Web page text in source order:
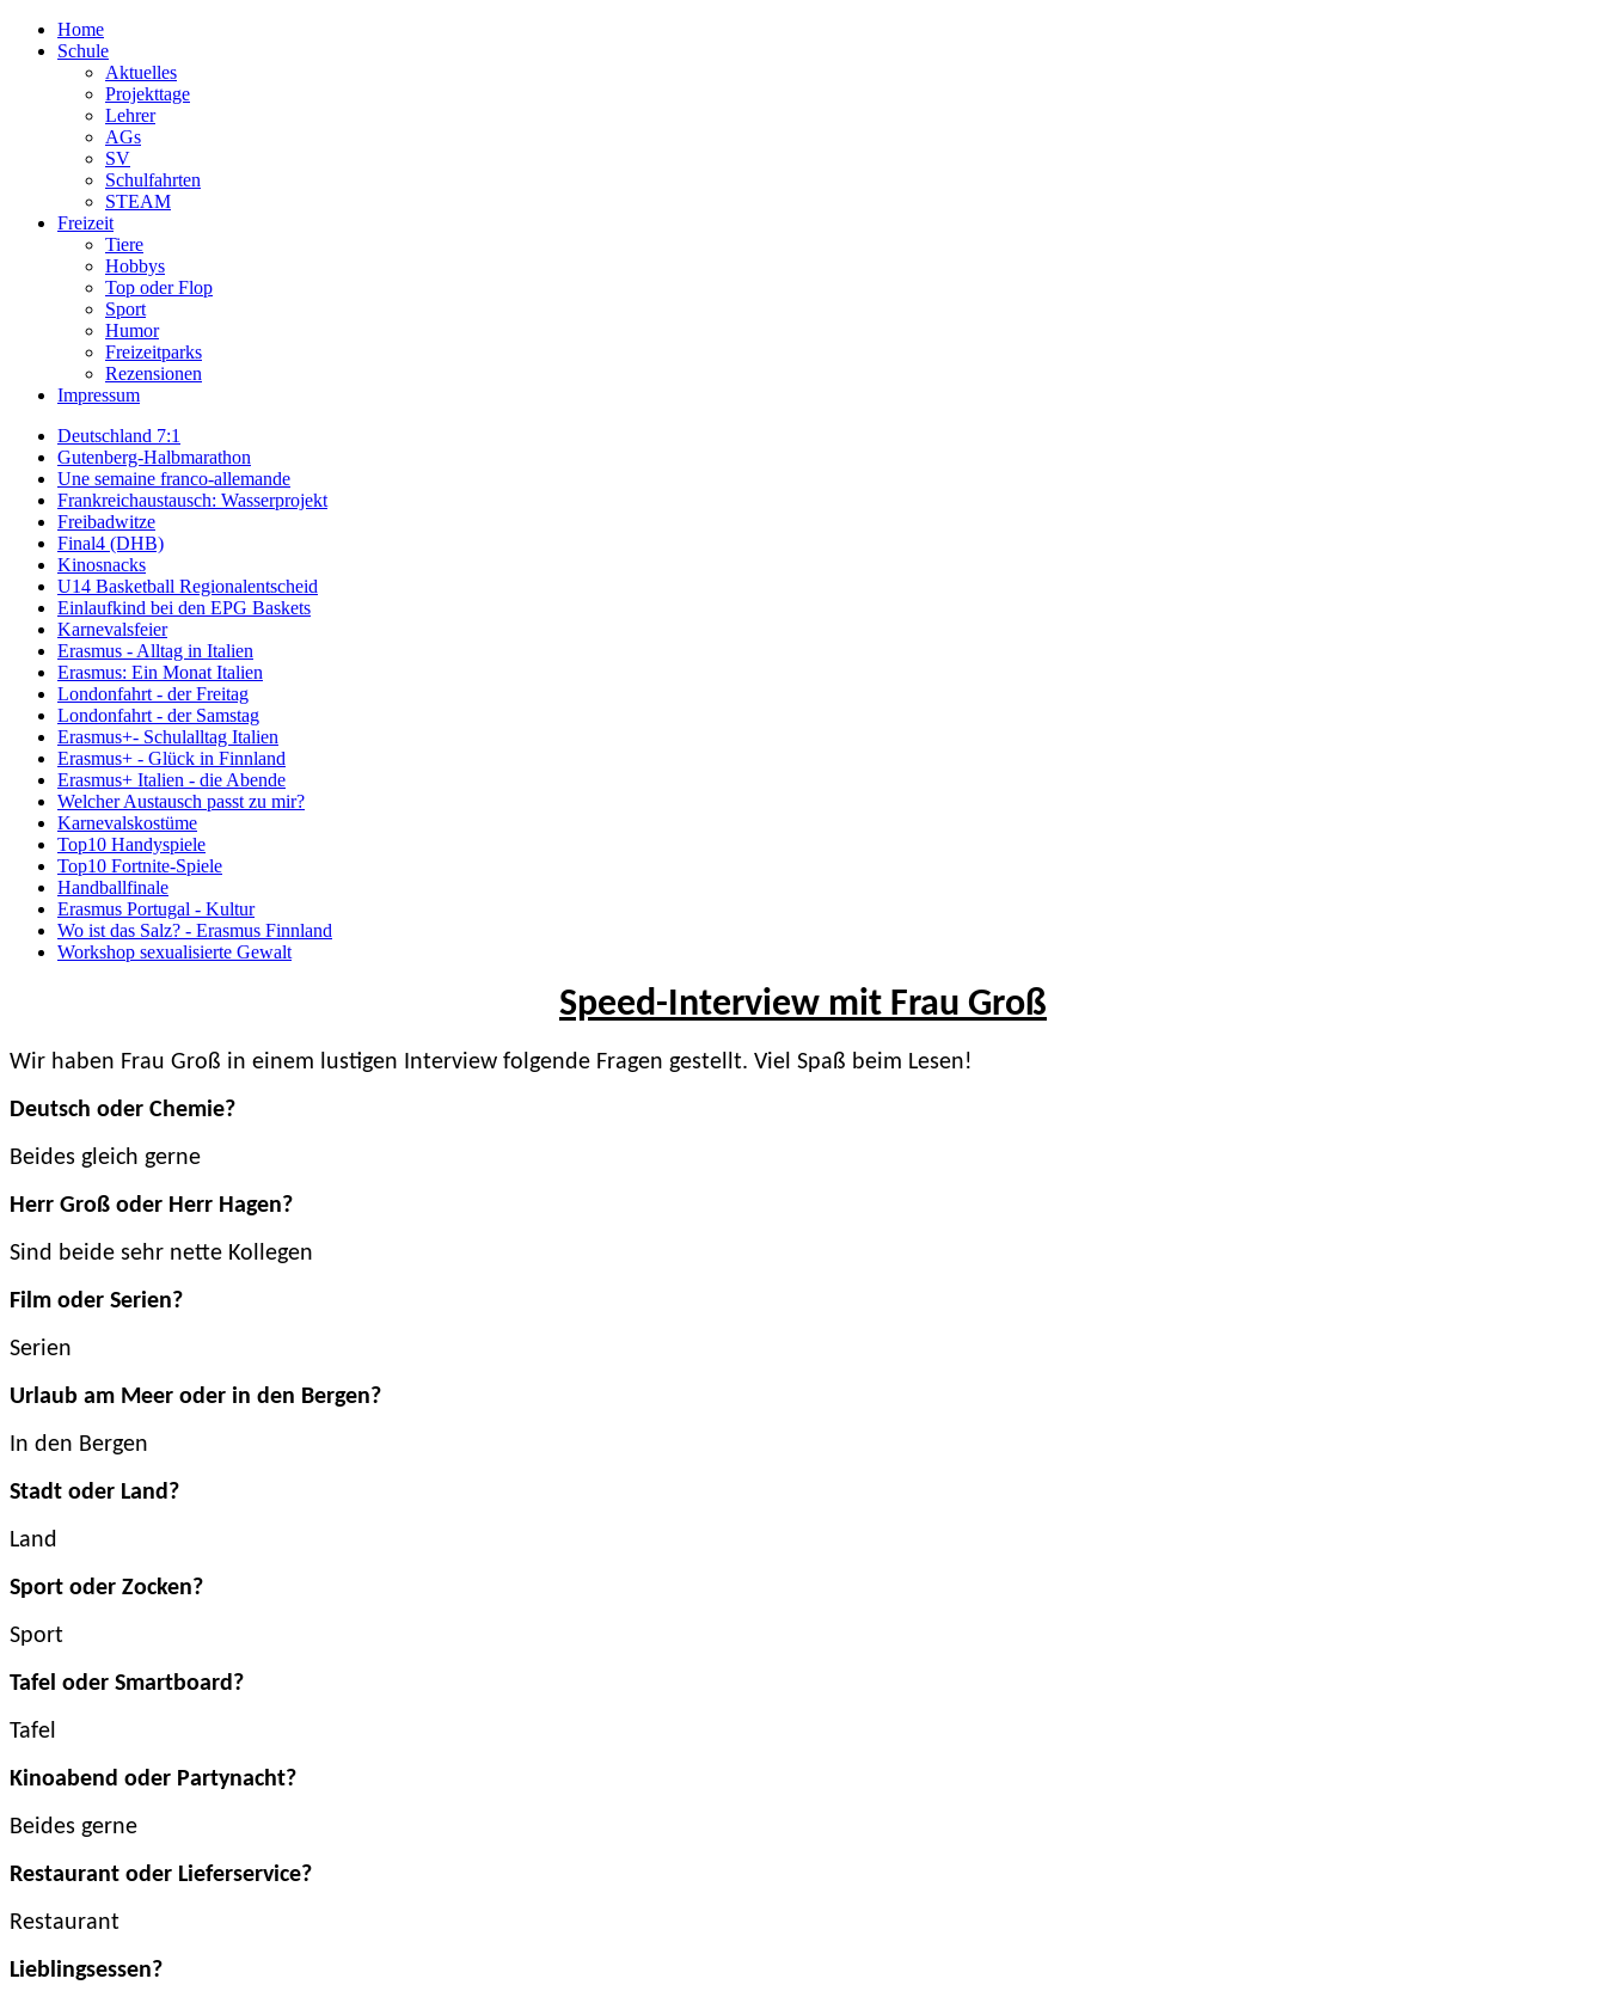
Home
Schule
Aktuelles
Projekttage
Lehrer
AGs
SV
Schulfahrten
STEAM
Freizeit
Tiere
Hobbys
Top oder Flop
Sport
Humor
Freizeitparks
Rezensionen
Impressum
Deutschland 7:1
Gutenberg-Halbmarathon
Une semaine franco-allemande
Frankreichaustausch: Wasserprojekt
Freibadwitze
Final4 (DHB)
Kinosnacks
U14 Basketball Regionalentscheid
Einlaufkind bei den EPG Baskets
Karnevalsfeier
Erasmus - Alltag in Italien
Erasmus: Ein Monat Italien
Londonfahrt - der Freitag
Londonfahrt - der Samstag
Erasmus+- Schulalltag Italien
Erasmus+ - Glück in Finnland
Erasmus+ Italien - die Abende
Welcher Austausch passt zu mir?
Karnevalskostüme
Top10 Handyspiele
Top10 Fortnite-Spiele
Handballfinale
Erasmus Portugal - Kultur
Wo ist das Salz? - Erasmus Finnland
Workshop sexualisierte Gewalt
Speed-Interview mit Frau Groß
Wir haben Frau Groß in einem lustigen Interview folgende Fragen gestellt. Viel Spaß beim Lesen!
Deutsch oder Chemie?
Beides gleich gerne
Herr Groß oder Herr Hagen?
Sind beide sehr nette Kollegen
Film oder Serien?
Serien
Urlaub am Meer oder in den Bergen?
In den Bergen
Stadt oder Land?
Land
Sport oder Zocken?
Sport
Tafel oder Smartboard?
Tafel
Kinoabend oder Partynacht?
Beides gerne
Restaurant oder Lieferservice?
Restaurant
Lieblingsessen?